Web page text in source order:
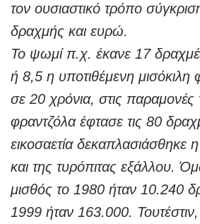
τον ουσιαστικό τρόπο
δραχμής και ευρώ.
Το ψωμί π.χ. έκανε 17
ή 8,5 η υποτιθέμενη
σε 20 χρόνια, στις
φραντζόλα έφτασε τις 80
εικοσαετία δεκαπλασιάσθηκε
και της τυρόπιτας εξάλλου.
μισθός το 1980 ήταν 10.240
1999 ήταν 163.000. Τουτέστιν,